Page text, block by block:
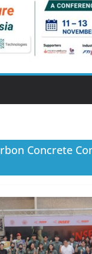
แต่การออกแบบถึงการต
หว
Concrete